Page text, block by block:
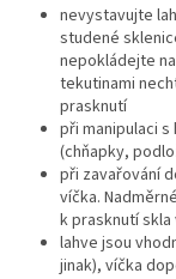
nevystavujte
studené
nepokládejte
tekutinami
prasknutí
při manipulaci
(chňapky,
při zavařování
víčka.
k prasknutí
lahve jsou
jinak), víčka